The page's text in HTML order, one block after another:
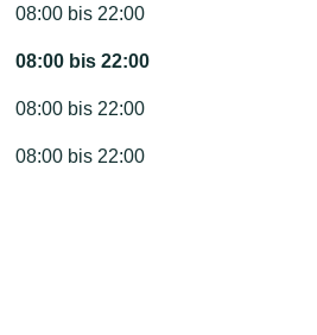
08:00 bis 22:00
08:00 bis 22:00
08:00 bis 22:00
08:00 bis 22:00